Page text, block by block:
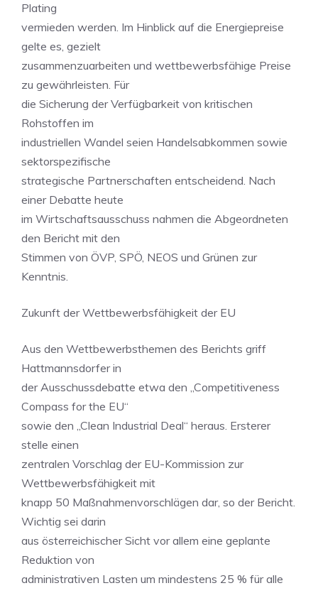
Plating
vermieden werden. Im Hinblick auf die Energiepreise
gelte es, gezielt
zusammenzuarbeiten und wettbewerbsfähige Preise
zu gewährleisten. Für
die Sicherung der Verfügbarkeit von kritischen
Rohstoffen im
industriellen Wandel seien Handelsabkommen sowie
sektorspezifische
strategische Partnerschaften entscheidend. Nach
einer Debatte heute
im Wirtschaftsausschuss nahmen die Abgeordneten
den Bericht mit den
Stimmen von ÖVP, SPÖ, NEOS und Grünen zur
Kenntnis.
Zukunft der Wettbewerbsfähigkeit der EU
Aus den Wettbewerbsthemen des Berichts griff
Hattmannsdorfer in
der Ausschussdebatte etwa den „Competitiveness
Compass for the EU“
sowie den „Clean Industrial Deal“ heraus. Ersterer
stelle einen
zentralen Vorschlag der EU-Kommission zur
Wettbewerbsfähigkeit mit
knapp 50 Maßnahmenvorschlägen dar, so der Bericht.
Wichtig sei darin
aus österreichischer Sicht vor allem eine geplante
Reduktion von
administrativen Lasten um mindestens 25 % für alle